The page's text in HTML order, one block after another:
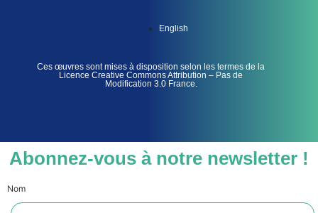
English
Ces œuvres sont mises à disposition selon les termes de la
Licence Creative Commons Attribution – Pas de
Modification 3.0 France.
Abonnez-vous à notre newsletter !
Nom